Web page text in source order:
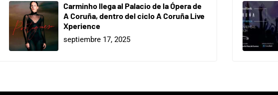
Carminho llega al Palacio de la Ópera de
A Coruña, dentro del ciclo A Coruña Live
Xperience
septiembre 17, 2025